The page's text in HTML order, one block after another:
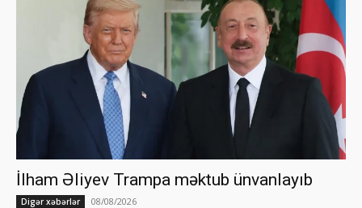
İlham Əliyev Trampa məktub ünvanlayıb
Digər xəbərlər 08/08/2026